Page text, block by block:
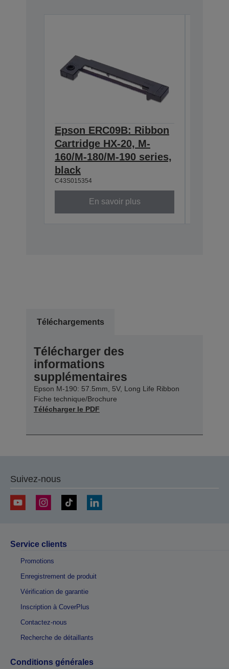
Epson ERC09B: Ribbon
Cartridge HX-20, M-
160/M-180/M-190 series,
black
C43S015354
En savoir plus
Téléchargements
Télécharger des
informations
supplémentaires
Epson M-190: 57.5mm, 5V, Long Life Ribbon
Fiche technique/Brochure
Télécharger le PDF
Suivez-nous
Service clients
Promotions
Enregistrement de produit
Vérification de garantie
Inscription à CoverPlus
Contactez-nous
Recherche de détaillants
Conditions générales